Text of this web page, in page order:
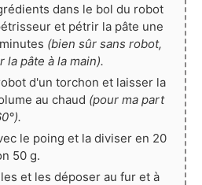
dans le bol du robot
et pétrir la pâte une
(bien sûr sans robot,
la pâte à la main).
d'un torchon et laisser la
au chaud (pour ma part
le poing et la diviser en 20
50 g.
et les déposer au fur et à